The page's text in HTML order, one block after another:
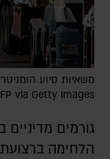
via Getty Images
גורמים מדיניים בירושלים אומרים כי צה"ל נערך לחידוש
הלחימה